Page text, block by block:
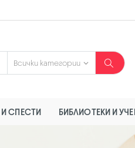
СПЕСТИ БИБЛИОТЕКИ И